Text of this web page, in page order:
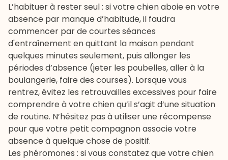
L’habituer à rester seul : si votre chien aboie en votre
absence par manque d’habitude, il faudra
commencer par de courtes séances
d'entraînement en quittant la maison pendant
quelques minutes seulement, puis allonger les
périodes d’absence (jeter les poubelles, aller à la
boulangerie, faire des courses). Lorsque vous
rentrez, évitez les retrouvailles excessives pour faire
comprendre à votre chien qu’il s’agit d’une situation
de routine. N’hésitez pas à utiliser une récompense
pour que votre petit compagnon associe votre
absence à quelque chose de positif.
Les phéromones : si vous constatez que votre chien